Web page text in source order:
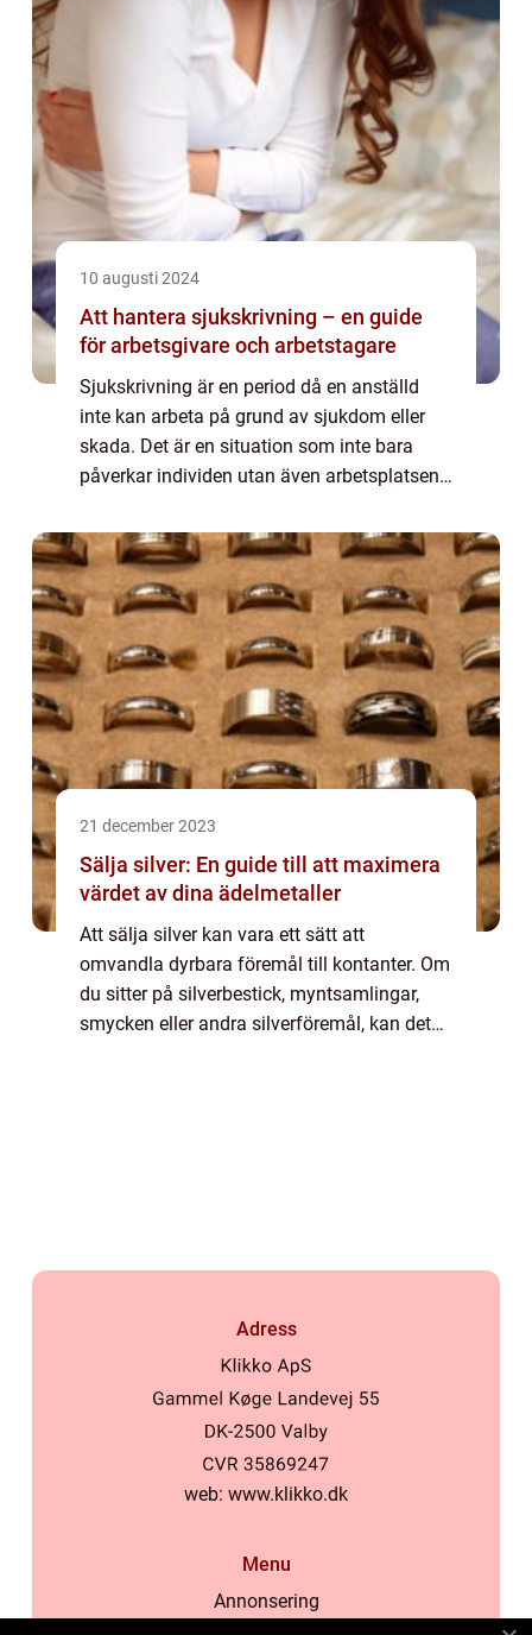
10 augusti 2024
Att hantera sjukskrivning – en guide
för arbetsgivare och arbetstagare
Sjukskrivning är en period då en anställd
inte kan arbeta på grund av sjukdom eller
skada. Det är en situation som inte bara
påverkar individen utan även arbetsplatsen
21 december 2023
Sälja silver: En guide till att maximera
värdet av dina ädelmetaller
Att sälja silver kan vara ett sätt att
omvandla dyrbara föremål till kontanter. Om
du sitter på silverbestick, myntsamlingar,
smycken eller andra silverföremål, kan det
Adress
web: www.klikko.dk
Menu
Annonsering